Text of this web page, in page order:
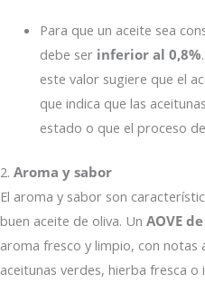
Para que un aceite sea
debe ser inferior al 0,8%
este valor sugiere que el
que indica que las
estado o que el proceso
2. Aroma y sabor
El aroma y sabor son
buen aceite de oliva. Un AOVE
aroma fresco y limpio, con notas
aceitunas verdes, hierba fresca